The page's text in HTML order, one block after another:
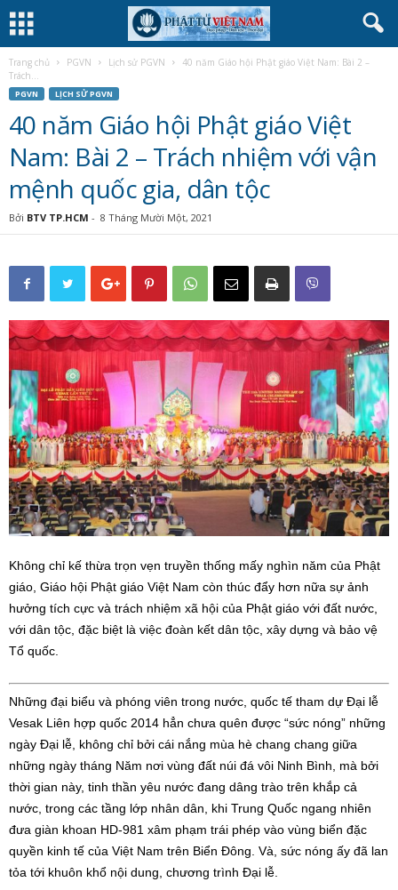
Trang chủ PGVN Lịch sử PGVN
40 năm Giáo hội Phật giáo Việt Nam: Bài 2 –
Trách...
PGVN LỊCH SỬ PGVN
40 năm Giáo hội Phật giáo Việt
Nam: Bài 2 – Trách nhiệm với vận
mệnh quốc gia, dân tộc
Bởi BTV TP.HCM - 8 Tháng Mười Một, 2021
Không chỉ kế thừa trọn vẹn truyền thống mấy nghìn năm của Phật
giáo, Giáo hội Phật giáo Việt Nam còn thúc đẩy hơn nữa sự ảnh
hưởng tích cực và trách nhiệm xã hội của Phật giáo với đất nước,
với dân tộc, đặc biệt là việc đoàn kết dân tộc, xây dựng và bảo vệ
Tổ quốc.
Những đại biểu và phóng viên trong nước, quốc tế tham dự Đại lễ
Vesak Liên hợp quốc 2014 hẳn chưa quên được “sức nóng” những
ngày Đại lễ, không chỉ bởi cái nắng mùa hè chang chang giữa
những ngày tháng Năm nơi vùng đất núi đá vôi Ninh Bình, mà bởi
thời gian này, tinh thần yêu nước đang dâng trào trên khắp cả
nước, trong các tầng lớp nhân dân, khi Trung Quốc ngang nhiên
đưa giàn khoan HD-981 xâm phạm trái phép vào vùng biển đặc
quyền kinh tế của Việt Nam trên Biển Đông. Và, sức nóng ấy đã lan
tỏa tới khuôn khổ nội dung, chương trình Đại lễ.